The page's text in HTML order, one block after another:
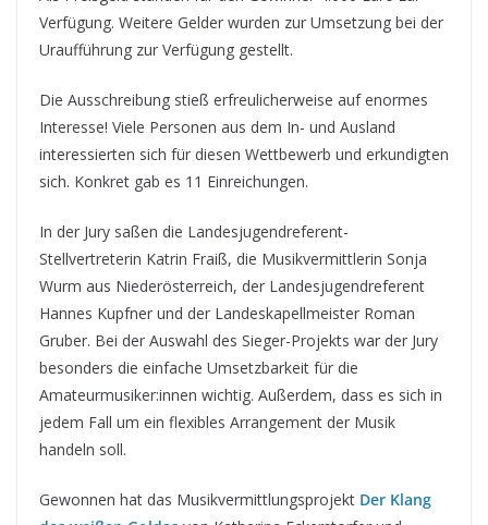
Verfügung. Weitere Gelder wurden zur Umsetzung bei der
Uraufführung zur Verfügung gestellt.
Die Ausschreibung stieß erfreulicherweise auf enormes
Interesse! Viele Personen aus dem In- und Ausland
interessierten sich für diesen Wettbewerb und erkundigten
sich. Konkret gab es 11 Einreichungen.
In der Jury saßen die Landesjugendreferent-
Stellvertreterin Katrin Fraiß, die Musikvermittlerin Sonja
Wurm aus Niederösterreich, der Landesjugendreferent
Hannes Kupfner und der Landeskapellmeister Roman
Gruber. Bei der Auswahl des Sieger-Projekts war der Jury
besonders die einfache Umsetzbarkeit für die
Amateurmusiker:innen wichtig. Außerdem, dass es sich in
jedem Fall um ein flexibles Arrangement der Musik
handeln soll.
Gewonnen hat das Musikvermittlungsprojekt Der Klang